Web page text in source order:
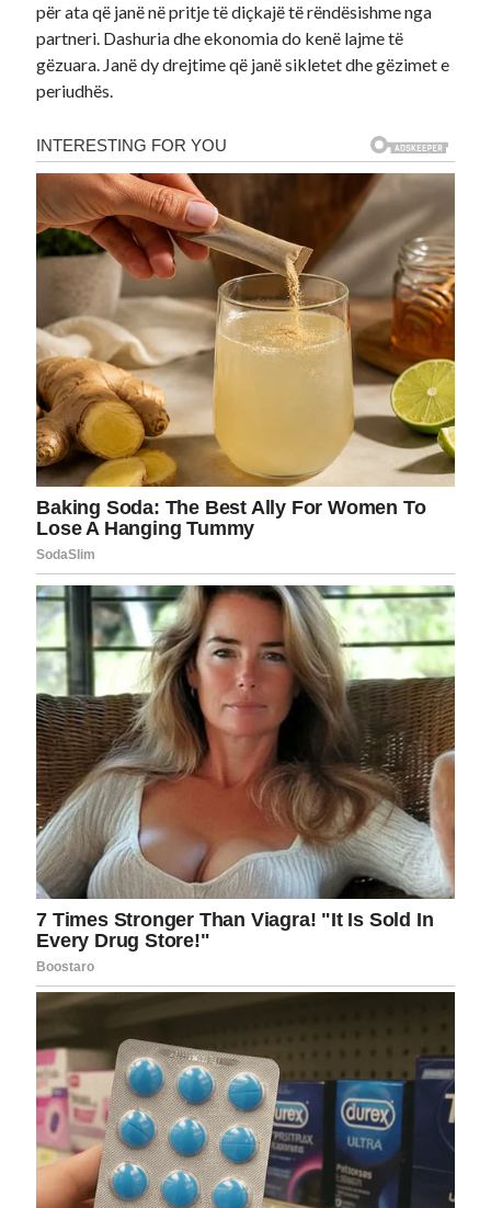
për ata që janë në pritje të diçkajë të rëndësishme nga
partneri. Dashuria dhe ekonomia do kenë lajme të
gëzuara. Janë dy drejtime që janë sikletet dhe gëzimet e
periudhës.